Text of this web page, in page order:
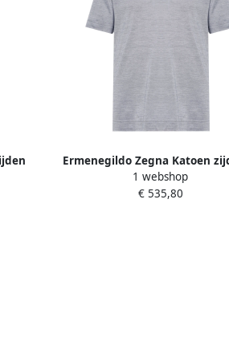
Ermenegildo Zegna Katoen
shirt Gray Heren
1 webshop
€ 535,80